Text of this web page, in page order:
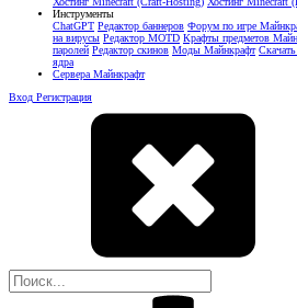
Инструменты
ChatGPT Редактор баннеров Форум по игре
на вирусы Редактор MOTD Крафты предметов
паролей Редактор скинов Моды Майнкрафт
ядра
Сервера Майнкрафт
Вход Регистрация